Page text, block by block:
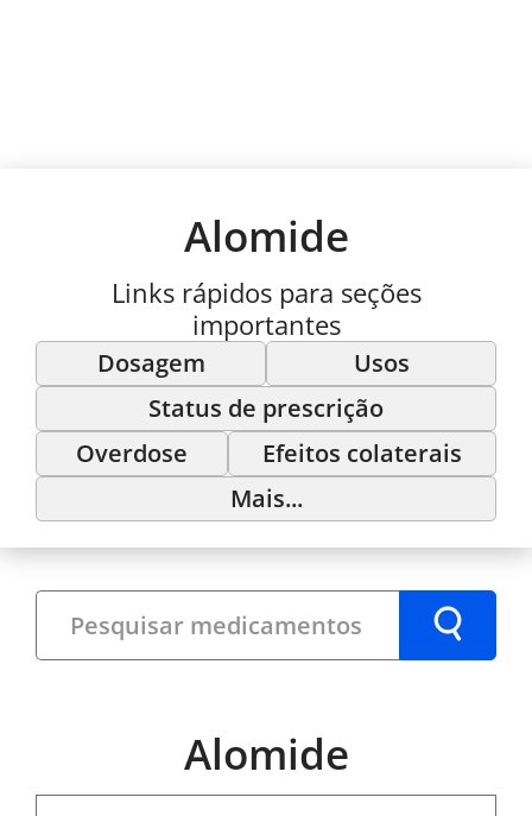
Alomide
Links rápidos para seções
importantes
Dosagem
Usos
Status de prescrição
Overdose
Efeitos colaterais
Mais...
Alomide